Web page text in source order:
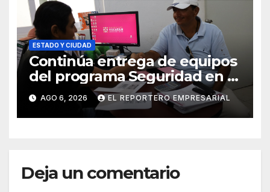
ESTADO Y CIUDAD
Continúa entrega de equipos
del programa Seguridad en el
Mar
AGO 6, 2026 EL REPORTERO EMPRESARIAL
Deja un comentario